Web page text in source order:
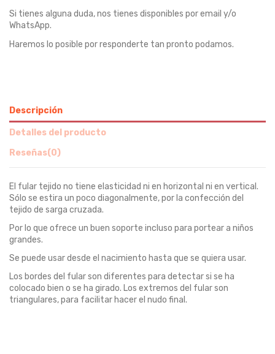
Si tienes alguna duda, nos tienes disponibles por email y/o
WhatsApp.
Haremos lo posible por responderte tan pronto podamos.
Descripción
Detalles del producto
Reseñas(0)
El fular tejido no tiene elasticidad ni en horizontal ni en vertical.
Sólo se estira un poco diagonalmente, por la confección del
tejido de sarga cruzada.
Por lo que ofrece un buen soporte incluso para portear a niños
grandes.
Se puede usar desde el nacimiento hasta que se quiera usar.
Los bordes del fular son diferentes para detectar si se ha
colocado bien o se ha girado. Los extremos del fular son
triangulares, para facilitar hacer el nudo final.